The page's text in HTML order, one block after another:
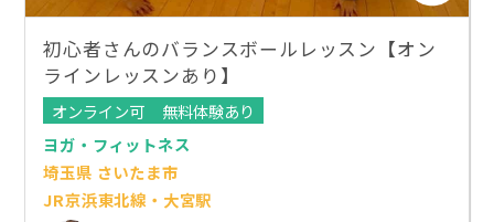
初心者さんのバランスボールレッスン【オン
ラインレッスンあり】
オンライン可
無料体験あり
ヨガ・フィットネス
埼玉県 さいたま市
JR京浜東北線・大宮駅